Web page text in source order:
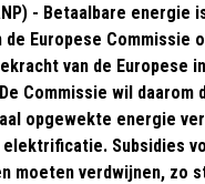
- Betaalbare energie
de Europese Commissie
van de Europese
Commissie wil daarom
opgewekte energie
Subsidies
moeten verdwijnen, zo